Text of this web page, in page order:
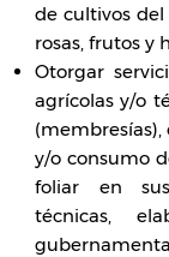
de cultivos del
rosas, frutos y
Otorgar
agrícolas y/o
y/o consumo
foliar en sus
técnicas,